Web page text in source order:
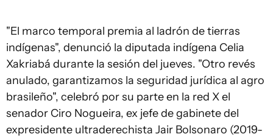
"El marco temporal premia al ladrón de tierras
indígenas", denunció la diputada indígena Celia
Xakriabá durante la sesión del jueves. "Otro revés
anulado, garantizamos la seguridad jurídica al agro
brasileño", celebró por su parte en la red X el
senador Ciro Nogueira, ex jefe de gabinete del
expresidente ultraderechista Jair Bolsonaro (2019-